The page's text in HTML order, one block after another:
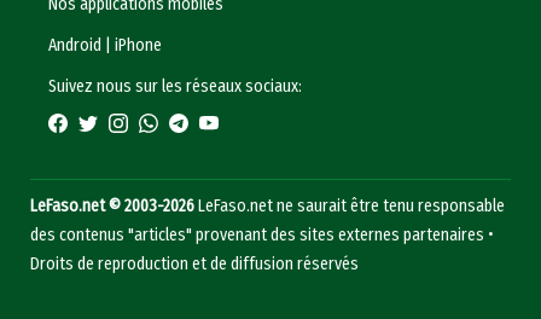
Nos applications mobiles
Android
|iPhone
Suivez nous sur les réseaux sociaux:
LeFaso.net © 2003-2026LeFaso.net ne saurait être tenu responsable
des contenus "articles" provenant des sites externes partenaires •
Droits de reproduction et de diffusion réservés